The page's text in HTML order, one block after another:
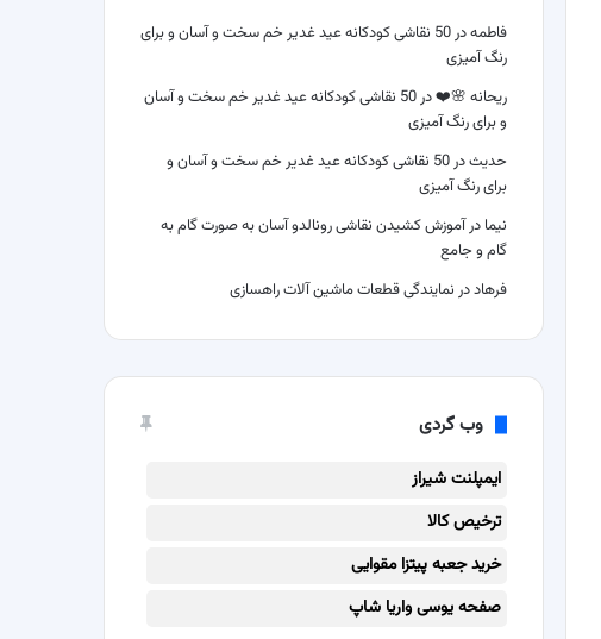
فاطمهدر
50 نقاشی کودکانه عید غدیر خم سخت و آسان و برای
رنگ آمیزی
ریحانه 🌸❤️در
50 نقاشی کودکانه عید غدیر خم سخت و آسان
و برای رنگ آمیزی
حدیثدر
50 نقاشی کودکانه عید غدیر خم سخت و آسان و
برای رنگ آمیزی
نیما درآموزش کشیدن نقاشی رونالدو آسان به صورت گام به
گام و جامع
فرهاددر نمایندگی قطعات ماشین آلات راهسازی
وب گردی
ایمپلنت شیراز
ترخیص کالا
خرید جعبه پیتزا مقوایی
صفحه یوسی واریا شاپ